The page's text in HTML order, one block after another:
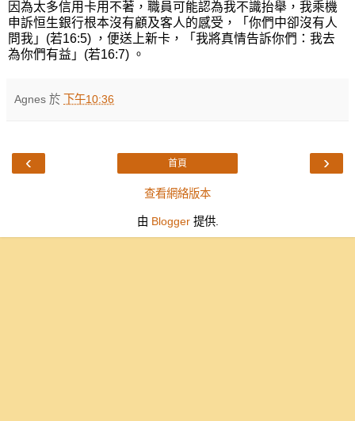
因為太多信用卡用不著，職員可能認為我不識抬舉，我乘機
申訴恒生銀行根本沒有顧及客人的感受，「你們中卻沒有人
問我」(若16:5) ，便送上新卡，「我將真情告訴你們：我去
為你們有益」(若16:7) 。
Agnes 於 下午10:36
‹ ›
首頁
查看網絡版本
由 Blogger提供.